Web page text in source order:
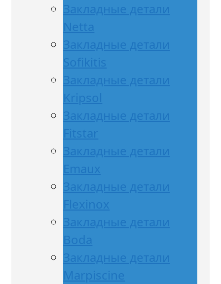
Закладные детали
Netta
Закладные детали
Sofikitis
Закладные детали
Kripsol
Закладные детали
Fitstar
Закладные детали
Emaux
Закладные детали
Flexinox
Закладные детали
Boda
Закладные детали
Marpiscine